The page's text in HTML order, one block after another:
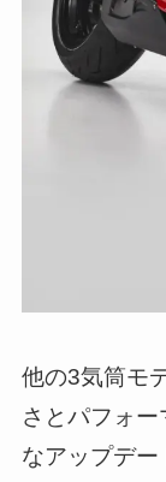
他の3気筒モ
さとパフォ
なアップデ